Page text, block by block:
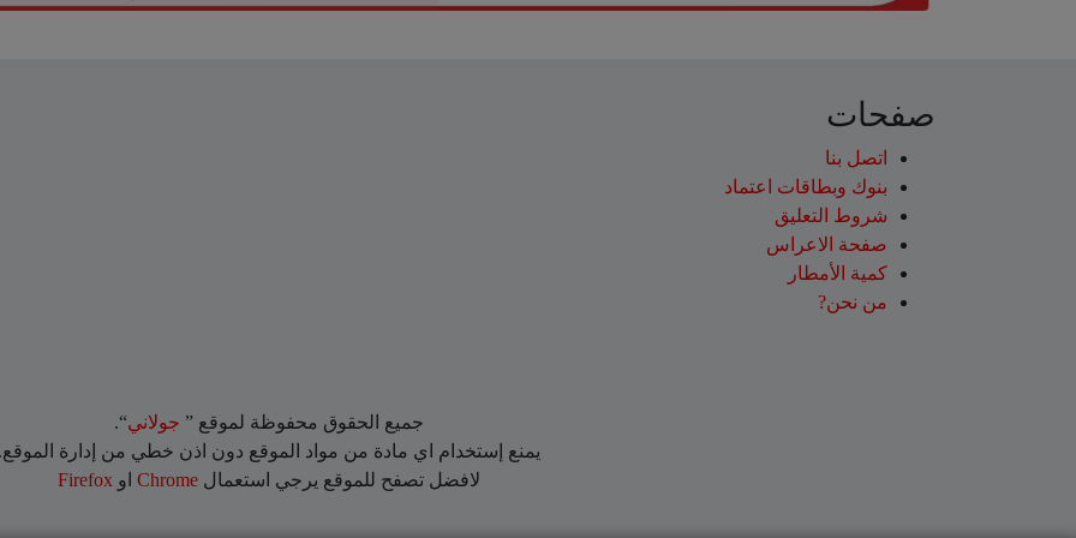
صفحات
اتصل بنا
بنوك وبطاقات اعتماد
شروط التعليق‎
صفحة الاعراس
كمية الأمطار
من نحن?
جميع الحقوق محفوظة لموقع ” جولاني“.
يمنع إستخدام اي مادة من مواد الموقع دون اذن خطي من إدارة
لافضل تصفح للموقع يرجي استعمال Chrome او Firefox